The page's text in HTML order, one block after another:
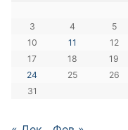
3
4 5
10
11 12
17
18 19
24
25 26
31